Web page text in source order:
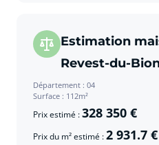
Estimation
Revest-du-
Département : 04
Surface : 112m²
Prix estimé :328 350 €
Prix du m² estimé :2 931.7 €